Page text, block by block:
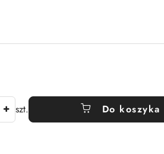
szt. Do koszyka